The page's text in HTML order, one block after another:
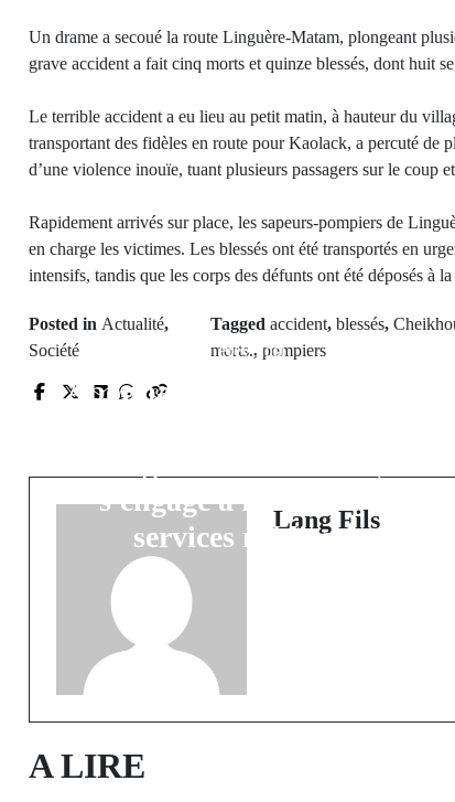
Un drame a secoué la route Linguère-Matam, plongeant
grave accident a fait cinq morts et quinze blessés, dont huit
Le terrible accident a eu lieu au petit matin, à hauteur du
transportant des fidèles en route pour Kaolack, a percuté de
d’une violence inouïe, tuant plusieurs passagers sur le coup
Rapidement arrivés sur place, les sapeurs-pompiers de
en charge les victimes. Les blessés ont été transportés en
intensifs, tandis que les corps des défunts ont été déposés à
Posted in Actualité,
Société
Taggedaccident,blessés,
morts., pompiers
Prev Post
Aboubacar Traoré, nouveau
s'engage à renforcer les
services médicaux
Lang Fils
A LIRE